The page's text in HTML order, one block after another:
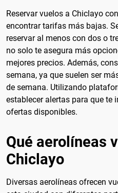
Reservar vuelos a Chiclayo
encontrar tarifas más bajas.
reservar al menos con dos o
no solo te asegura más
mejores precios. Además,
semana, ya que suelen ser
de semana. Utilizando
establecer alertas para que te
ofertas disponibles.
Qué aerolíneas
Chiclayo
Diversas aerolíneas ofrecen